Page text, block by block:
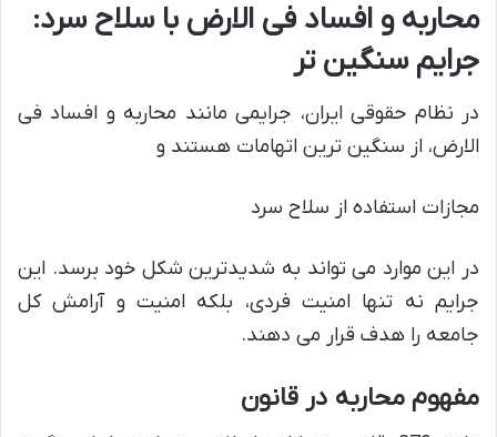
محاربه و افساد فی الارض با سلاح سرد:
جرایم سنگین تر
در نظام حقوقی ایران، جرایمی مانند محاربه و افساد فی
الارض، از سنگین ترین اتهامات هستند و
مجازات استفاده از سلاح سرد
در این موارد می تواند به شدیدترین شکل خود برسد. این
جرایم نه تنها امنیت فردی، بلکه امنیت و آرامش کل
جامعه را هدف قرار می دهند.
مفهوم محاربه در قانون